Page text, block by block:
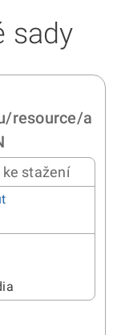
sady
resource/a
ke stažení